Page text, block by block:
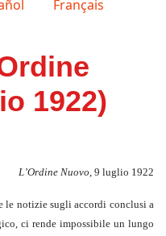
Français
1922)
L’Ordine Nuovo, 9 luglio 1922
le notizie sugli accordi conclusi a
ci rende impossibile un lungo